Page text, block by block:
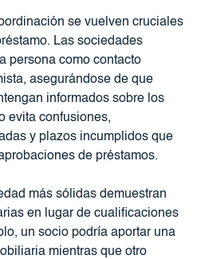
se vuelven cruciales
Las sociedades
persona como contacto
asegurándose de que
informados sobre los
evita confusiones,
y plazos incumplidos que
de préstamos.
más sólidas demuestran
en lugar de cualificaciones
un socio podría aportar una
mientras que otro